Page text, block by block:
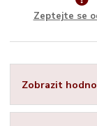
Zeptejte se
Zobrazit